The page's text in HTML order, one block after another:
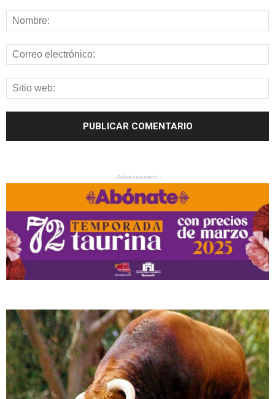
- Advertisement -